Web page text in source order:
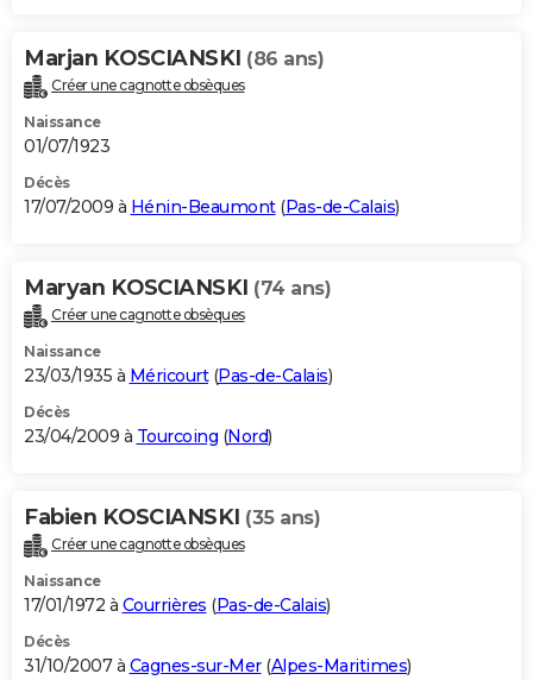
Marjan KOSCIANSKI (86 ans)
Créer une cagnotte obsèques
Naissance
01/07/1923
Décès
17/07/2009 à Hénin-Beaumont(Pas-de-Calais)
Maryan KOSCIANSKI (74 ans)
Créer une cagnotte obsèques
Naissance
23/03/1935 à Méricourt(Pas-de-Calais)
Décès
23/04/2009 à Tourcoing (Nord)
Fabien KOSCIANSKI (35 ans)
Créer une cagnotte obsèques
Naissance
17/01/1972 à Courrières (Pas-de-Calais)
Décès
31/10/2007 à Cagnes-sur-Mer(Alpes-Maritimes)